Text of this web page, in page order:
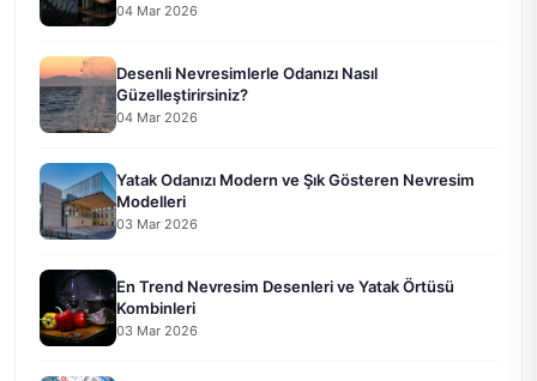
04 Mar 2026
Desenli Nevresimlerle Odanızı Nasıl
Güzelleştirirsiniz?
04 Mar 2026
Yatak Odanızı Modern ve Şık Gösteren Nevresim
Modelleri
03 Mar 2026
En Trend Nevresim Desenleri ve Yatak Örtüsü
Kombinleri
03 Mar 2026